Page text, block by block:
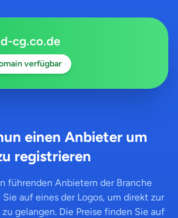
cg.co.de
verfügbar
einen Anbieter um
registrieren
führenden Anbietern der Branche
auf eines der Logos, um direkt zur
gelangen. Die Preise finden Sie auf